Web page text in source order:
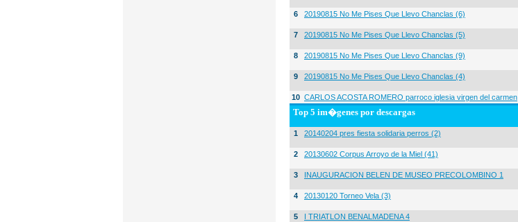
6 20190815 No Me Pises Que Llevo Chanclas (6)
7 20190815 No Me Pises Que Llevo Chanclas (5)
8 20190815 No Me Pises Que Llevo Chanclas (9)
9 20190815 No Me Pises Que Llevo Chanclas (4)
10 CARLOS ACOSTA ROMERO parroco iglesia virgen del carmen
Top 5 im�genes por descargas
1 20140204 pres fiesta solidaria perros (2)
2 20130602 Corpus Arroyo de la Miel (41)
3 INAUGURACION BELEN DE MUSEO PRECOLOMBINO 1
4 20130120 Torneo Vela (3)
5 I TRIATLON BENALMADENA 4